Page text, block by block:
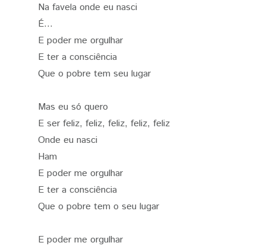
Na favela onde eu nasci
É...
E poder me orgulhar
E ter a consciência
Que o pobre tem seu lugar
Mas eu só quero
E ser feliz, feliz, feliz, feliz, feliz
Onde eu nasci
Ham
E poder me orgulhar
E ter a consciência
Que o pobre tem o seu lugar
E poder me orgulhar